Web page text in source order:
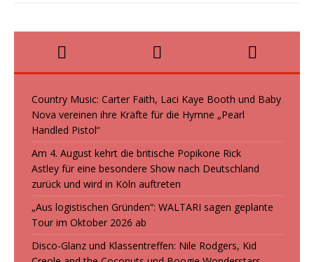
Country Music: Carter Faith, Laci Kaye Booth und Baby
Nova vereinen ihre Kräfte für die Hymne „Pearl
Handled Pistol“
Am 4. August kehrt die britische Popikone Rick
Astley für eine besondere Show nach Deutschland
zurück und wird in Köln auftreten
„Aus logistischen Gründen“: WALTARI sagen geplante
Tour im Oktober 2026 ab
Disco-Glanz und Klassentreffen: Nile Rodgers, Kid